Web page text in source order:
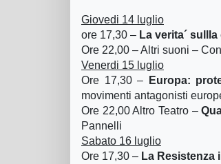
Giovedi 14 luglio
ore 17,30 – La verita´
Ore 22,00 – Altri suoni –
Venerdi 15 luglio
Ore 17,30 –
Europa:
movimenti antagonisti
Ore 22,00 Altro Teatro –
Pannelli
Sabato 16 luglio
Ore 17,30 – La Resistenza